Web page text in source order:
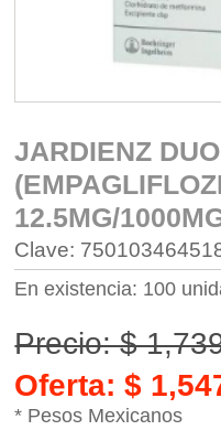
JARDIENZ DUO
12.5MG/
Clave:
En existencia: 100
Precio: $
Oferta: $
* Pesos Mexicanos